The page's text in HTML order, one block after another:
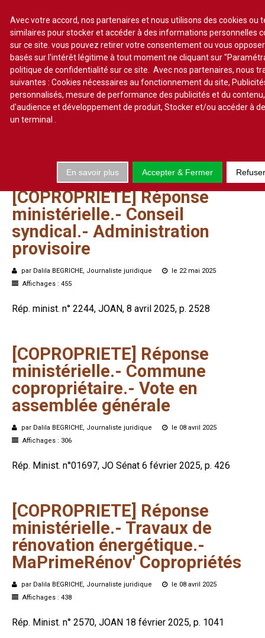
Lire un numéro
S'abonner
Se connecter
Commentaires d'arrêt
Sommaires
Chroniques
Etudes de texte
Réponses ministérielles
Conclusions et Rapports
Formez-vous !
[COPROPRIETE] Réponse
ministérielle.- Conseil
syndical.- Administration
provisoire
par Dalila BEGRICHE, Journaliste juridique
le 22 mai 2025
Affichages : 455
Rép. minist. n° 2244, JOAN, 8 avril 2025, p. 2528
[COPROPRIETE] Réponse
ministérielle.- Commune
copropriétaire.- Vote en
assemblée générale
par Dalila BEGRICHE, Journaliste juridique
le 08 avril 2025
Affichages : 306
Rép. Minist. n°01697, JO Sénat 6 février 2025, p. 426
[COPROPRIETE] Réponse
ministérielle.- Travaux de
rénovation énergétique.-
MaPrimeRénov' Copropriétés
par Dalila BEGRICHE, Journaliste juridique
le 08 avril 2025
Affichages : 438
Rép. Minist. n° 2570, JOAN 18 février 2025, p. 1041
Avec votre accord, nos partenaires et nous utilisons des cookies ou
similaires pour stocker et accéder à des informations personnelles
sur ce site. vous pouvez retirer votre consentement ou vous
basés sur l'intérêt légitime à tout moment ne cliquant sur
politique de confidentialité sur ce site. Avec nos partenaires, nous
suivantes : Cookies nécessaires au fonctionnement du site,
personnalisés, mesure de performance des publicités et du
d'audience et développement de produit, Stocker et/ou accéder à
un terminal
En savoir plus Accepter & Fermer Refuser